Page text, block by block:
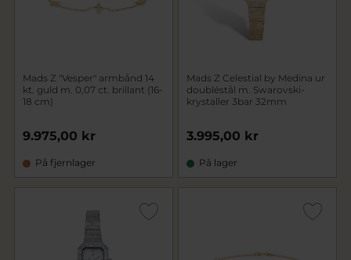
Mads Z "Vesper" armbånd 14
kt. guld m. 0,07 ct. brillant (16-
18 cm)
9.975,00 kr
På fjernlager
Mads Z Celestial by Medina ur
doubléstål m. Swarovski-
krystaller 3bar 32mm
3.995,00 kr
På lager